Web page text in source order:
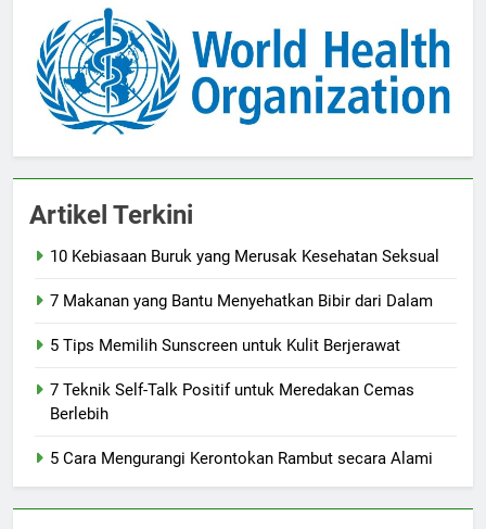
Artikel Terkini
10 Kebiasaan Buruk yang Merusak Kesehatan Seksual
7 Makanan yang Bantu Menyehatkan Bibir dari Dalam
5 Tips Memilih Sunscreen untuk Kulit Berjerawat
7 Teknik Self-Talk Positif untuk Meredakan Cemas
Berlebih
5 Cara Mengurangi Kerontokan Rambut secara Alami